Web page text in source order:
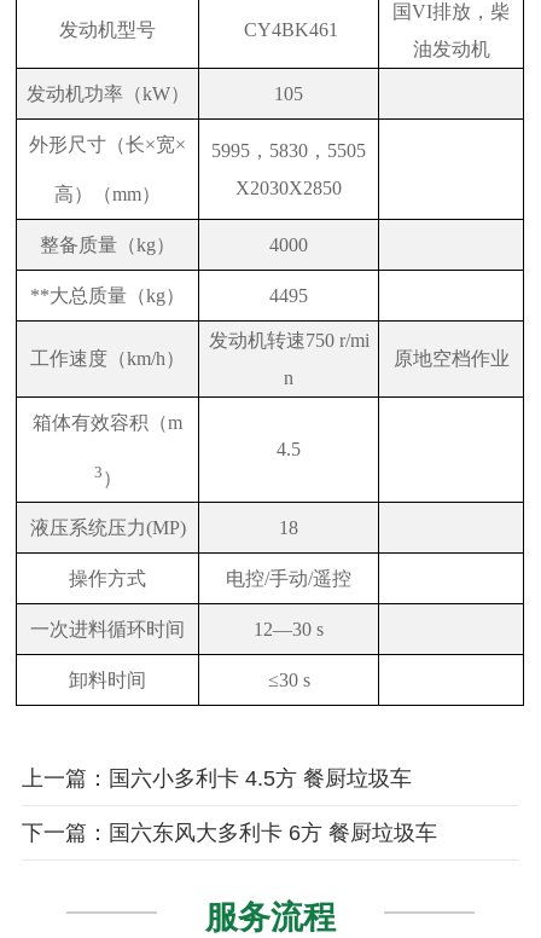
发动机型号 CY4BK461
国VI排放，柴
油发动机
发动机功率（kW） 105
外形尺寸（长×宽×
高）（mm）
5995 ，5830，5505
X2030X2850
整备质量（kg） 4000
**大总质量（kg） 4495
工作速度（km/h）
发动机转速750 r/mi
n
原地空档作业
箱体有效容积（m
3 ）
4.5
液压系统压力(MP) 18
操作方式 电控/手动/遥控
一次进料循环时间 12—30 s
卸料时间 ≤30 s
上一篇：国六小多利卡 4.5方 餐厨垃圾车
下一篇：国六东风大多利卡 6方 餐厨垃圾车
服务流程